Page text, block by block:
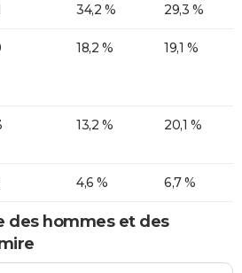
34,2 % 29,3 %
18,2 % 19,1 %
13,2 % 20,1 %
4,6 % 6,7 %
des hommes et des